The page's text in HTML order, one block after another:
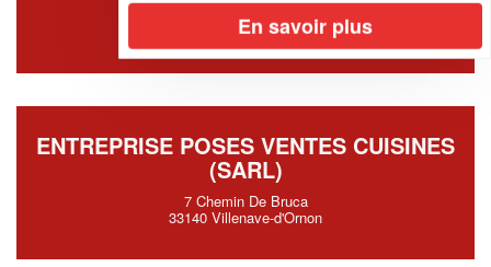
25 Rue Du Clauzet
33340 Gaillan-en-Medoc
ENTREPRISE POSES VENTES CUISINES
(SARL)
7 Chemin De Bruca
33140 Villenave-d'Ornon
En savoir plus